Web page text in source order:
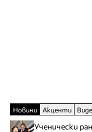
Новини Акценти
Ученически